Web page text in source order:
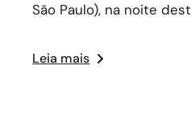
São Paulo), na noite
Leia mais